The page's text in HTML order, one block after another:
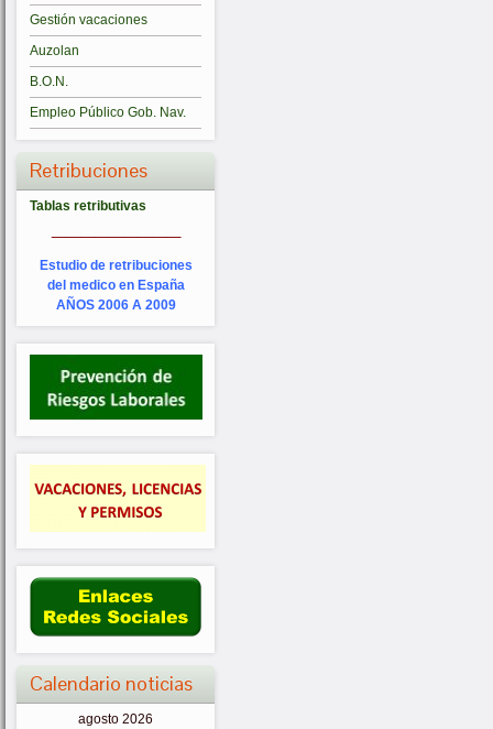
Gestión vacaciones
Auzolan
B.O.N.
Empleo Público Gob. Nav.
Retribuciones
Tablas retributivas
Estudio de retribuciones
del medico en España
AÑOS 2006 A 2009
Calendario noticias
agosto 2026